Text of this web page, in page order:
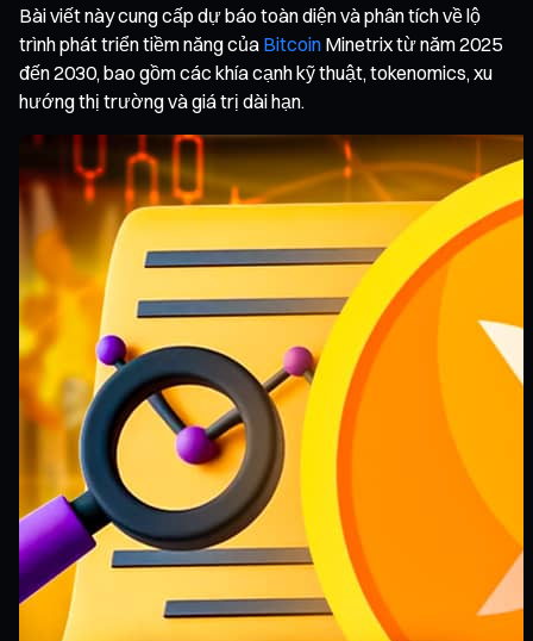
Bài viết này cung cấp dự báo toàn diện và phân tích về lộ
trình phát triển tiềm năng của Bitcoin Minetrix từ năm 2025
đến 2030, bao gồm các khía cạnh kỹ thuật, tokenomics, xu
hướng thị trường và giá trị dài hạn.